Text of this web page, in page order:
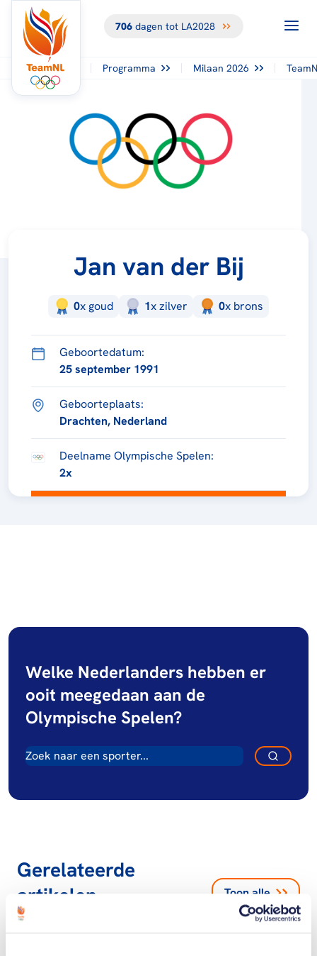
706dagen tot LA2028
Programma Milaan 2026
Jan van der Bij
0x goud 1xzilver 0x brons
Geboortedatum:
25 september 1991
Geboorteplaats:
Drachten, Nederland
Deelname Olympische Spelen:
2x
Welke Nederlanders hebben er
ooit meegedaan aan de
Olympische Spelen?
Gerelateerde
artikelen
Toon alle